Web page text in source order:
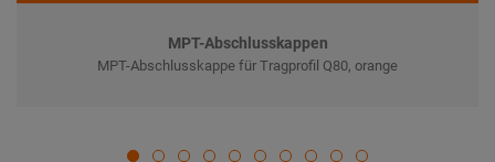
MPT-Abschlusskappen
MPT-Abschlusskappe für Tragprofil Q80, orange